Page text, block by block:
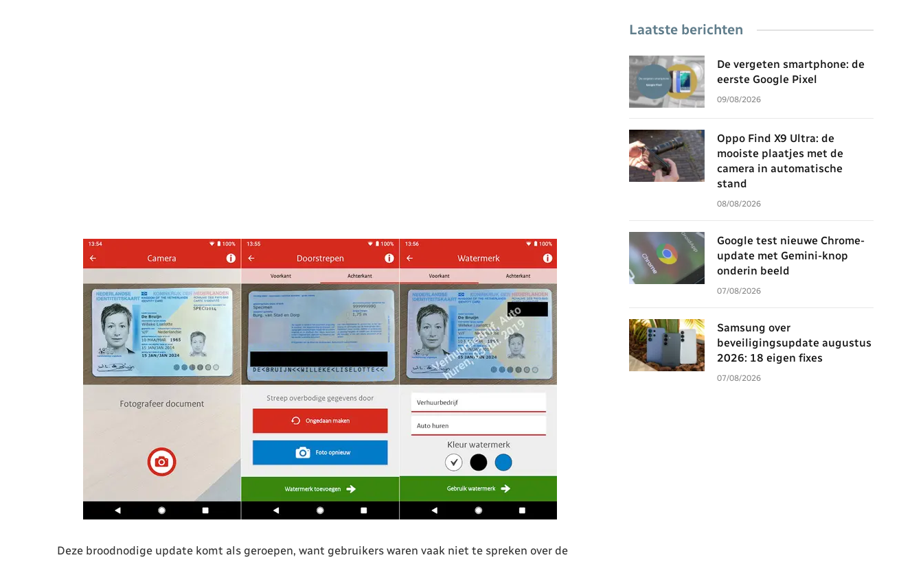
Deze broodnodige update komt als geroepen, want gebruikers waren vaak niet te spreken over de
Laatste berichten
De vergeten smartphone: de
eerste Google Pixel
09/08/2026
Oppo Find X9 Ultra: de
mooiste plaatjes met de
camera in automatische
stand
08/08/2026
Google test nieuwe Chrome-
update met Gemini-knop
onderin beeld
07/08/2026
Samsung over
beveiligingsupdate augustus
2026: 18 eigen fixes
07/08/2026